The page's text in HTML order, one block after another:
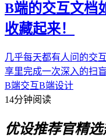
B端的交互文档
收藏起来！
几乎每天都有人问的交
享里完成一次深入的扫盲
B端交互B端设计
14分钟阅读
优设推荐官精选